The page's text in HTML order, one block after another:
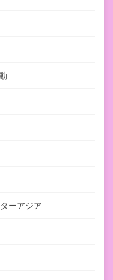
ーアジア